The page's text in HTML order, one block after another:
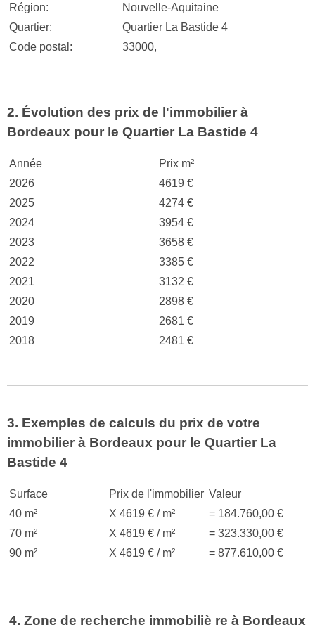
Région:
Nouvelle-Aquitaine
Quartier:
Quartier La Bastide 4
Code postal:
33000,
2. Évolution des prix de l'immobilier à
Bordeaux pour le Quartier La Bastide 4
Année
Prix m²
2026
4619 €
2025
4274 €
2024
3954 €
2023
3658 €
2022
3385 €
2021
3132 €
2020
2898 €
2019
2681 €
2018
2481 €
3. Exemples de calculs du prix de votre
immobilier à Bordeaux pour le Quartier La
Bastide 4
Surface Prix de l'immobilier Valeur
40 m²
X 4619 € / m²
= 184.760,00 €
70 m²
X 4619 € / m²
= 323.330,00 €
90 m²
X 4619 € / m² = 877.610,00 €
4. Zone de recherche immobiliè re à Bordeaux